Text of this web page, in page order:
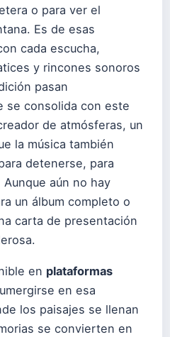
o para ver el
Es de esas
cada escucha,
y rincones sonoros
pasan
se consolida con este
de atmósferas, un
la música también
detenerse, para
aún no hay
un álbum completo o
carta de presentación
en plataformas
en esa
los paisajes se llenan
se convierten en